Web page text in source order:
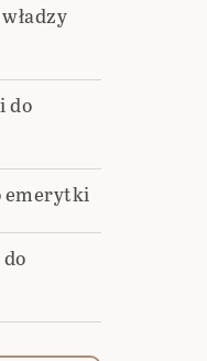
do
emerytki